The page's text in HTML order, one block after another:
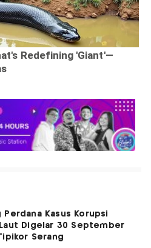
Perdana Kasus Korupsi
Laut Digelar 30 September
Serang